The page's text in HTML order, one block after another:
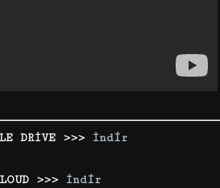
DRİVE >>>İndir
>>> İndir